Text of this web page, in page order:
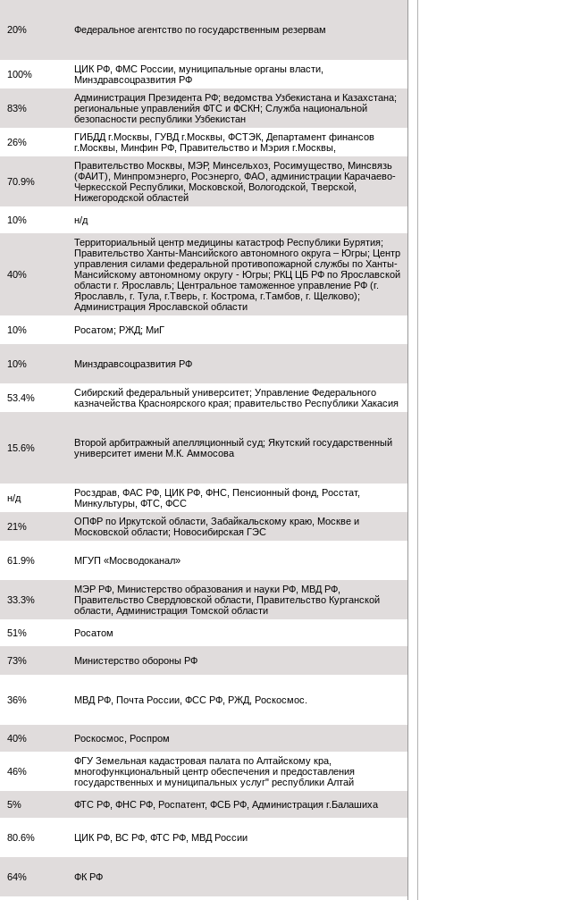
20% Федеральное агентство по государственным резервам
100%
ЦИК РФ, ФМС России, муниципальные органы власти,
Минздравсоцразвития РФ
83%
Администрация Президента РФ; ведомства Узбекистана и Казахстана;
региональные управленийя ФТС и ФСКН; Служба национальной
безопасности республики Узбекистан
26%
ГИБДД г.Москвы, ГУВД г.Москвы, ФСТЭК, Департамент финансов
г.Москвы, Минфин РФ, Правительство и Мэрия г.Москвы,
70.9%
Правительство Москвы, МЭР, Минсельхоз, Росимущество, Минсвязь
(ФАИТ), Минпромэнерго, Росэнерго, ФАО, администрации Карачаево-
Черкесской Республики, Московской, Вологодской, Тверской,
Нижегородской областей
10% н/д
40%
Территориальный центр медицины катастроф Республики Бурятия;
Правительство Ханты-Мансийского автономного округа – Югры; Центр
управления силами федеральной противопожарной службы по Ханты-
Мансийскому автономному округу - Югры; РКЦ ЦБ РФ по Ярославской
области г. Ярославль; Центральное таможенное управление РФ (г.
Ярославль, г. Тула, г.Тверь, г. Кострома, г.Тамбов, г. Щелково);
Администрация Ярославской области
10% Росатом; РЖД; МиГ
10% Минздравсоцразвития РФ
53.4%
Сибирский федеральный университет; Управление Федерального
казначейства Красноярского края; правительство Республики Хакасия
15.6%
Второй арбитражный апелляционный суд; Якутский государственный
университет имени М.К. Аммосова
н/д
Росздрав, ФАС РФ, ЦИК РФ, ФНС, Пенсионный фонд, Росстат,
Минкультуры, ФТС, ФСС
21%
ОПФР по Иркутской области, Забайкальскому краю, Москве и
Московской области; Новосибирская ГЭС
61.9% МГУП «Мосводоканал»
33.3%
МЭР РФ, Министерство образования и науки РФ, МВД РФ,
Правительство Свердловской области, Правительство Курганской
области, Администрация Томской области
51% Росатом
73% Министерство обороны РФ
36% МВД РФ, Почта России, ФСС РФ, РЖД, Роскосмос.
40% Роскосмос, Роспром
46%
ФГУ Земельная кадастровая палата по Алтайскому кра,
многофункциональный центр обеспечения и предоставления
государственных и муниципальных услуг" республики Алтай
5% ФТС РФ, ФНС РФ, Роспатент, ФСБ РФ, Администрация г.Балашиха
80.6% ЦИК РФ, ВС РФ, ФТС РФ, МВД России
64% ФК РФ